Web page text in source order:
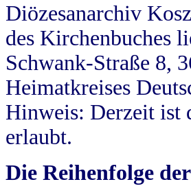
Diözesanarchiv
des Kirchenbuches
Schwank-Straße 8,
Heimatkreises
Hinweis: Derzeit ist
erlaubt.
Die Reihenfolge